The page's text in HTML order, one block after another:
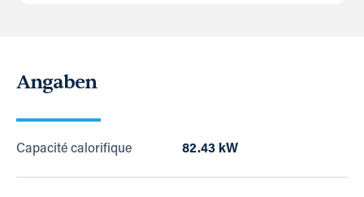
Angaben
Capacité calorifique 82.43 kW